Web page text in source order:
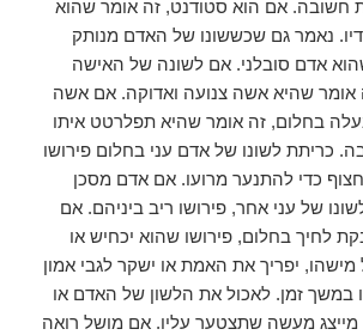
חשובה. אם הוא סטודנט, זה אומר שהוא
נאמר גם שכששונו של האדם מנותק
אדם סובלני. אם לשונה של האישה
אומר שהיא אשה צנועה ואדוקה. אם אשה
בחלום, זה אומר שהיא תפלרטט איתו
כריתת לשונו של אדם עני בחלום פירושו
כדי להתנער מרועו. אם אדם מסכן
של עני אחר, פירושו ריב ביניהם. אם
לחיך בחלום, פירושו שהוא יכחיש או
יפריך את האמת או ישקר לגבי אמון
במשך זמן. לאכול את הלשון של האדם או
מייצג מעשה שתצטער עליו. אם מושל רואה